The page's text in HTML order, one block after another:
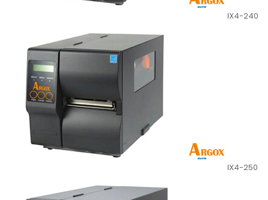
IX4-240
IX4-250